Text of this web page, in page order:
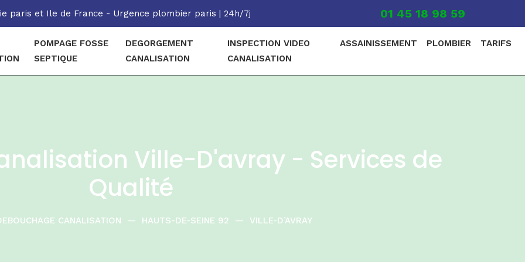
paris et Ile de France - Urgence plombier paris | 24h/7j 01 45 18 98 59
POMPAGE FOSSE
SEPTIQUE
DEGORGEMENT
CANALISATION
INSPECTION VIDEO
CANALISATION
ASSAINISSEMENT PLOMBIER TARIFS
Ville-D'avray - Services de
Qualité
CANALISATION — HAUTS-DE-SEINE 92 — VILLE-D’AVRAY